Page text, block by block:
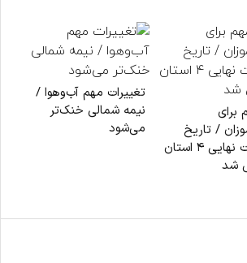
برای
/ تاریخ
امتحانات نهایی ۴ استان
شد
تغییرات مهم آب‌وهوا /
نیمه شمالی خنک‌تر
می‌شود